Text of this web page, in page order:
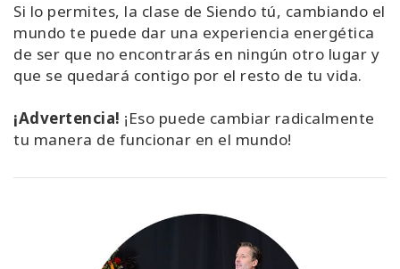
Si lo permites, la clase de Siendo tú, cambiando el
mundo te puede dar una experiencia energética
de ser que no encontrarás en ningún otro lugar y
que se quedará contigo por el resto de tu vida.
¡Advertencia! ¡Eso puede cambiar radicalmente
tu manera de funcionar en el mundo!